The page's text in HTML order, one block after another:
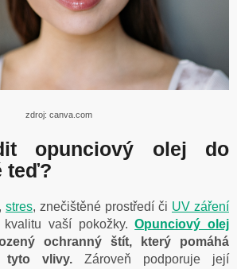
zdroj: canva.com
opunciový olej do
teď?
stres, znečištěné prostředí či UV záření
vaší pokožky.Opunciový olej
ochranný štít, který pomáhá
tyto vlivy. Zároveň podporuje její